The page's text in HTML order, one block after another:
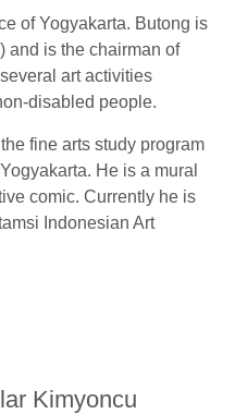
of Yogyakarta. Butong is
and is the chairman of
art activities
disabled people.
fine arts study program
He is a mural
comic. Currently he is
Indonesian Art
Kimyoncu